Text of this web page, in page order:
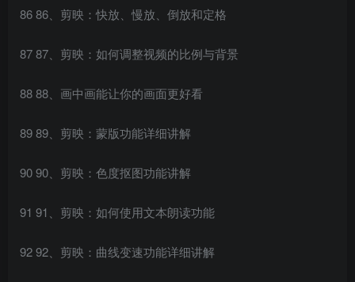
86 86、剪映：快放、慢放、倒放和定格
87 87、剪映：如何调整视频的比例与背景
88 88、画中画能让你的画面更好看
89 89、剪映：蒙版功能详细讲解
90 90、剪映：色度抠图功能讲解
91 91、剪映：如何使用文本朗读功能
92 92、剪映：曲线变速功能详细讲解